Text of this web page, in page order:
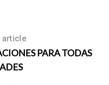
article
PARA TODAS